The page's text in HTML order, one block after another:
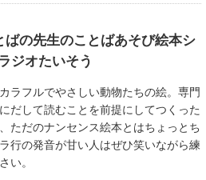
の先生のことばあそび絵本シ
ジオたいそう
ラフルでやさしい動物たちの絵。専門
だして読むことを前提にしてつくった
ただのナンセンス絵本とはちょっとち
行の発音が甘い人はぜひ笑いながら練
い。